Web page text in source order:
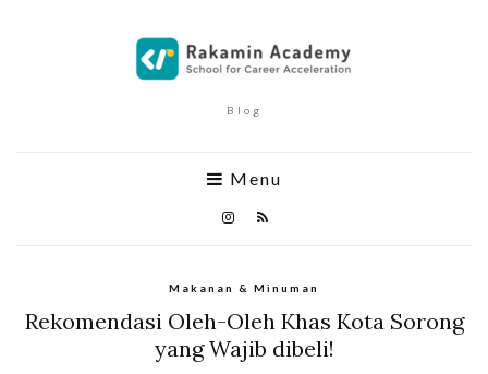
Blog
Menu
Makanan & Minuman
Rekomendasi Oleh-Oleh Khas Kota Sorong
yang Wajib dibeli!